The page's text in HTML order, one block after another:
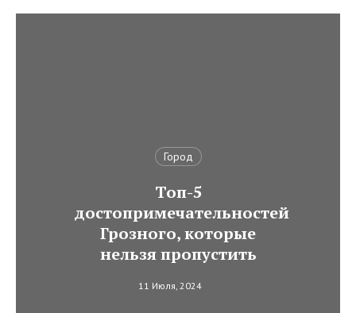
Город
Топ-5
достопримечательностей
Грозного, которые
нельзя пропустить
11 Июля, 2024